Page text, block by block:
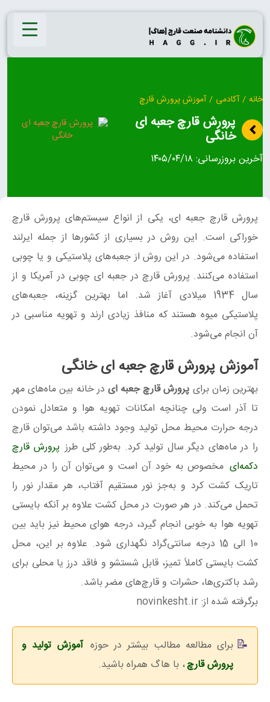
Skip
content
خانه / آکادمی / آموزش پرورش قارچ
پرورش قارچ جعبه ای
خانگی
آخرین بروزرسانی:۱۴۰۵/۰۴/۱۸
پرورش قارچ جعبه ای، یکی از انواع سیستم‌های پرورش قارچ
خوراکی است. این روش در بسیاری از کشورها از جمله ایرلند
استفاده می‌شود. در این روش از جعبه‌های پلاستیکی و یا چوبی
استفاده می‌کنند. پرورش قارچ در جعبه‌ ای چوبی در آمریکا و از
سال 1934 میلادی آغاز شد. اما بهترین گزینه، جعبه‌های
پلاستیکی میوه هستند که منافذ زیادی ارند و تهویه مناسبی در
آن انجام می‌شود.
آموزش پرورش قارچ جعبه ای خانگی
بهترین زمان برای پرورش قارچ جعبه ای در خانه بین ماه‌های مهر
تا آذر است ولی چنانچه امکانات تهویه هوا و متعادل نمودن
درجه حرارت محیط محل تولید وجود داشته باشد می‌توان قارچ
را در ماه‌های دیگر سال تولید کرد. به‌طور کلی طرز پرورش قارچ
دکمه‌ای مخصوص به خود آن است و می‌توان آن را در محیط
تاریک کشت کرد و به‌جز نور مستقیم آفتاب، هر مقدار نور را
تحمل می‌کند. در هر صورت در محل کشت علاوه بر آنکه بایستی
تهویه هوا به خوبی انجام گیرد، درجه هوای محیط نیز باید بین
10 الی 15 درجه سانتی‌گراد نگهداری شود. علاوه بر این، محل
کشت بایستی کاملاً تمیز، قابل شستشو و فاقد درز یا محلی برای
رشد باکتری‌ها، حشرات و قارچ‌های مضر باشد.
برگرفته شده از: novinkesht.ir
برای مطالعه مطالب بیشتر در حوزه آموزش تولید و
پرورش قارچ، با هاگ همراه باشید.